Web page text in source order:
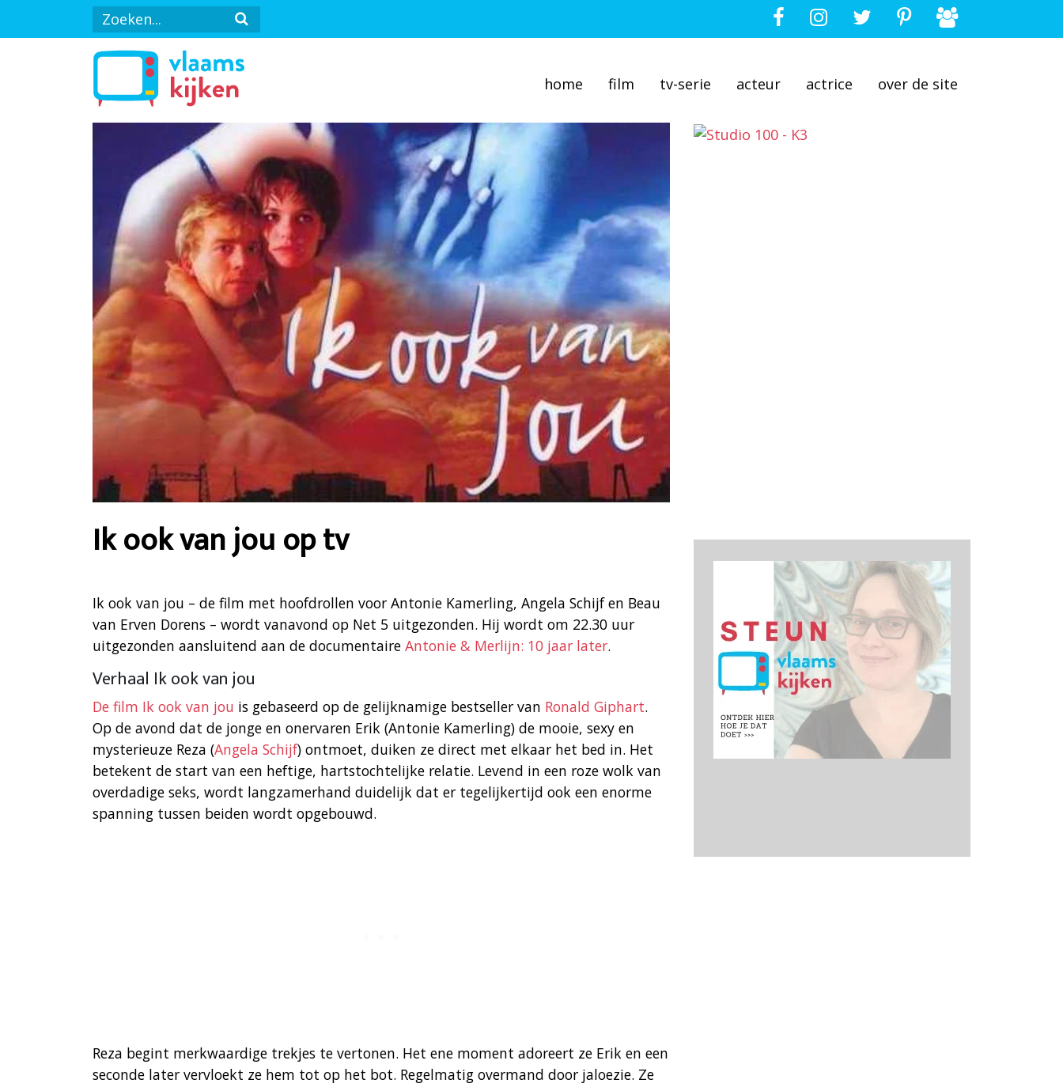
home film tv-serie acteur actrice over de site
Ik ook van jou op tv
Ik ook van jou – de film met hoofdrollen voor Antonie Kamerling, Angela Schijf en Beau
van Erven Dorens – wordt vanavond op Net 5 uitgezonden. Hij wordt om 22.30 uur
uitgezonden aansluitend aan de documentaire Antonie & Merlijn: 10 jaar later.
Verhaal Ik ook van jou
De film Ik ook van jou is gebaseerd op de gelijknamige bestseller van Ronald Giphart.
Op de avond dat de jonge en onervaren Erik (Antonie Kamerling) de mooie, sexy en
mysterieuze Reza (Angela Schijf) ontmoet, duiken ze direct met elkaar het bed in. Het
betekent de start van een heftige, hartstochtelijke relatie. Levend in een roze wolk van
overdadige seks, wordt langzamerhand duidelijk dat er tegelijkertijd ook een enorme
spanning tussen beiden wordt opgebouwd.
Reza begint merkwaardige trekjes te vertonen. Het ene moment adoreert ze Erik en een
seconde later vervloekt ze hem tot op het bot. Regelmatig overmand door jaloezie. Ze